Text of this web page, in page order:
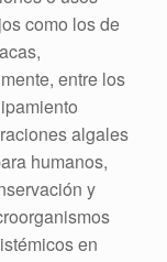
como los de
entre los
algales
humanos,
y
en